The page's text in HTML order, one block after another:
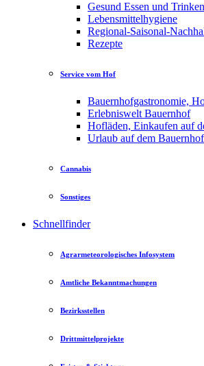
Gesund Essen und Trinken
Lebensmittelhygiene
Regional-Saisonal-
Rezepte
Service vom Hof
Bauernhofgastronomie,
Erlebniswelt Bauernhof
Hofläden, Einkaufen auf
Urlaub auf dem Bauernhof
Cannabis
Sonstiges
Schnellfinder
Agrarmeteorologisches Infosystem
Amtliche Bekanntmachungen
Bezirksstellen
Drittmittelprojekte